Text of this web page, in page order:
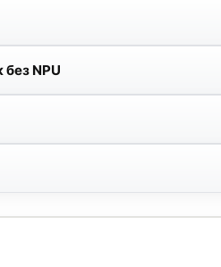
без NPU